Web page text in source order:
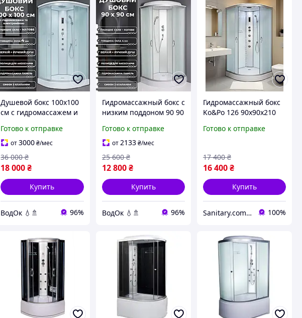
Душевой бокс 100х100
см с гидромассажем и
поддон матовое стекло
высота 215 см
кабина
Готово к отправке
от3000₴/мес
18 000₴
36 000 ₴
Купить
ВодОк 💧🚿 96%
Гидромассажный бокс с
низким поддоном 90 90
кабина 90 90 гидробокс
Готово к отправке
от 2133 ₴/мес
12 800 ₴
25 600 ₴
Купить
ВодОк 💧🚿 96%
Гидромассажный бокс
Ko&Po 126 90x90х210
душевой бокс матовые
Готово к отправке
16 400₴
17 400 ₴
Купить
Sanitary.com.ua 100%